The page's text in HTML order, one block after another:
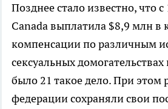
Позднее стало известно, что
Canada выплатила $8,9 млн в
компенсации по различным
сексуальных
было 21 такое дело. При этом
федерации сохраняли свои